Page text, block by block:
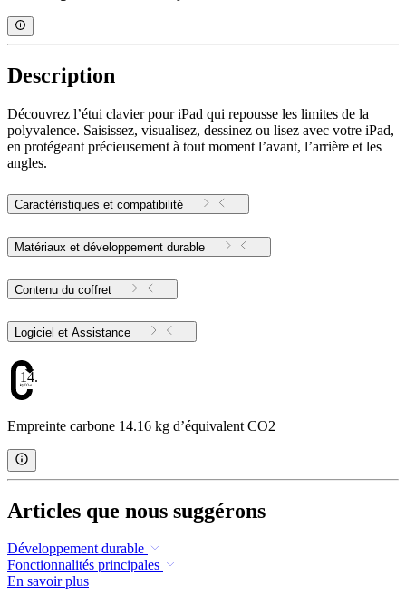
Description
Découvrez l’étui clavier pour iPad qui repousse les limites de la
polyvalence. Saisissez, visualisez, dessinez ou lisez avec votre iPad,
en protégeant précieusement à tout moment l’avant, l’arrière et les
angles.
Caractéristiques et compatibilité
Matériaux et développement durable
Contenu du coffret
Logiciel et Assistance
14.16
Empreinte carbone 14.16 kg d’équivalent CO2
Articles que nous suggérons
Développement durable
Fonctionnalités principales
En savoir plus